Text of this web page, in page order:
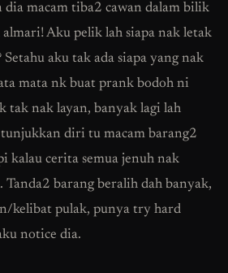
macam tiba2 cawan dalam bilik
Aku pelik lah siapa nak letak
aku tak ada siapa yang nak
mata nk buat prank bodoh ni
tak nak layan, banyak lagi lah
diri tu macam barang2
kalau cerita semua jenuh nak
Tanda2 barang beralih dah banyak,
kelibat pulak, punya try hard
notice dia.